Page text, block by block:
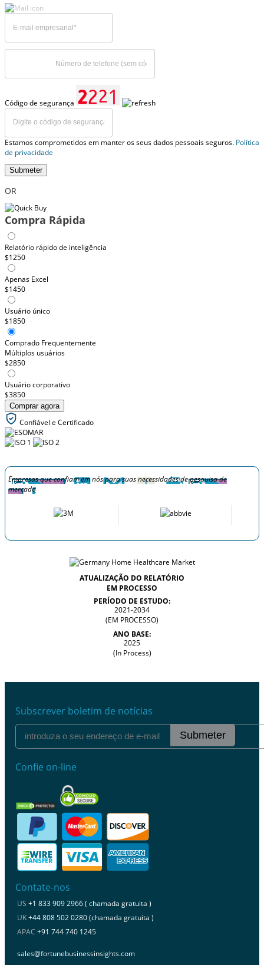
Código de segurança
Estamos comprometidos em manter os seus dados pessoais seguros. Política
de privacidade
Submeter
OR
Compra Rápida
Relatório rápido de inteligência
$1250
Apenas Excel
$1450
Usuário único
$1850
Comprado Frequentemente
Múltiplos usuários
$2850
Usuário corporativo
$3850
Comprar agora
Confiável e Certificado
Empresas que confiam em nós para suas necessidades de pesquisa de
mercado
ATUALIZAÇÃO DO RELATÓRIO
EM PROCESSO
PERÍODO DE ESTUDO:
2021-2034
(EM PROCESSO)
ANO BASE:
2025
(In Process)
Subscrever boletim de notícias
Submeter
Confie on-line
Contate-nos
US +1 833 909 2966 ( chamada gratuita )
UK+44 808 502 0280 (chamada gratuita )
APAC +91 744 740 1245
sales@fortunebusinessinsights.com